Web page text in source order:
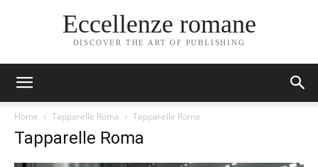
Eccellenze romane
DISCOVER THE ART OF PUBLISHING
Home Tapparelle Roma Tapparelle Roma
Tapparelle Roma